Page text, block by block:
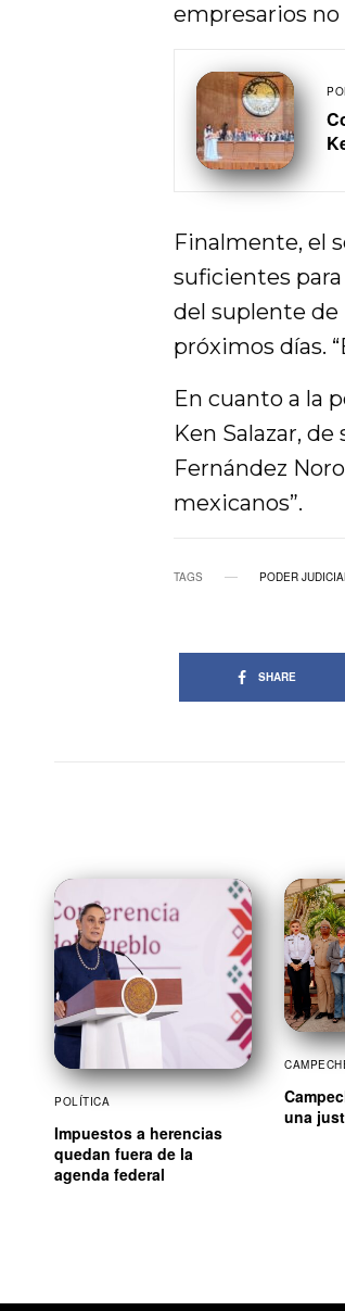
empresarios no
Finalmente, el
suficientes
del suplente
próximos días.
En cuanto a la
Ken Salazar,
Fernández
mexicanos”.
TAGS PODER
SHARE
POLÍTICA
Impuestos a herencias
quedan fuera de la
agenda federal
una